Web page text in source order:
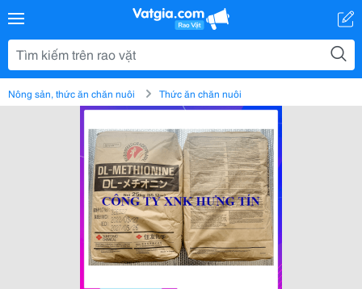
Nông sản, thức ăn chăn nuôi Thức ăn chăn nuôi